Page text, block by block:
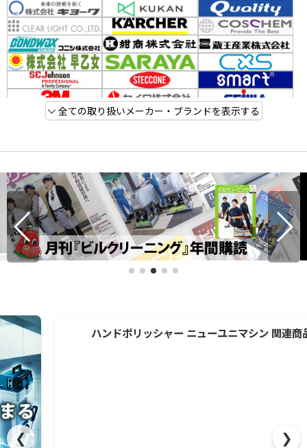
全ての取り扱いメーカー・ブランドを表示する
ハンドポリッシャー ニューユニマシン 関連商品
❮ ❯